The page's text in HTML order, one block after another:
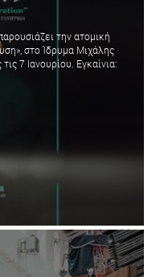
την ατομική
στο Ίδρυμα Μιχάλης
7 Ιανουρίου. Εγκαίνια: